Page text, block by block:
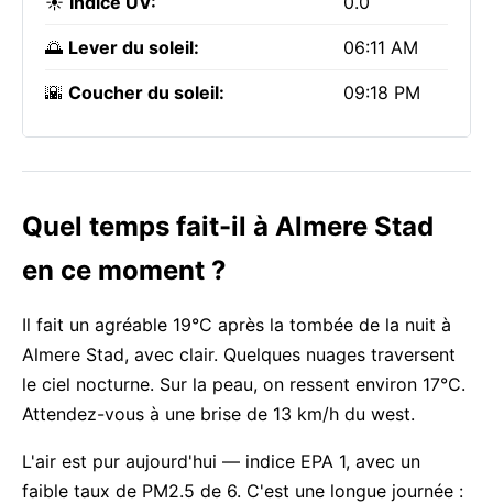
🌅 Lever du soleil: 06:11 AM
🌇 Coucher du soleil: 09:18 PM
Quel temps fait-il à Almere Stad
en ce moment ?
Il fait un agréable 19°C après la tombée de la nuit à
Almere Stad, avec clair. Quelques nuages traversent
le ciel nocturne. Sur la peau, on ressent environ 17°C.
Attendez-vous à une brise de 13 km/h du west.
L'air est pur aujourd'hui — indice EPA 1, avec un
faible taux de PM2.5 de 6. C'est une longue journée :